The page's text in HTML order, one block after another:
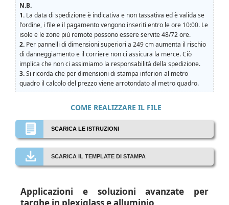
N.B.
1. La data di spedizione è indicativa e non tassativa ed è valida se
l'ordine, i file e il pagamento vengono inseriti entro le ore 10:00. Le
isole e le zone più remote possono essere servite 48/72 ore.
2. Per pannelli di dimensioni superiori a 249 cm aumenta il rischio
di danneggiamento e il corriere non ci assicura la merce. Ciò
implica che non ci assimiamo la responsabilità della spedizione.
3.Si ricorda che per dimensioni di stampa inferiori al metro
quadro il calcolo del prezzo viene arrotondato al metro quadro.
COME REALIZZARE IL FILE
SCARICA LE ISTRUZIONI
SCARICA IL TEMPLATE DI STAMPA
Applicazioni e soluzioni avanzate per
targhe in plexiglass e alluminio